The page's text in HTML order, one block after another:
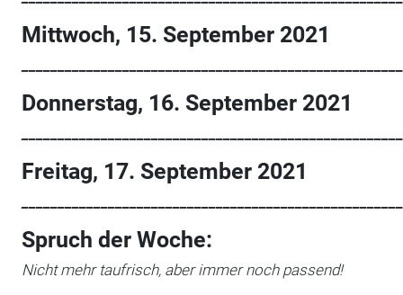
Mittwoch, 15. September 2021
Donnerstag, 16. September 2021
Freitag, 17. September 2021
Spruch der Woche:
Nicht mehr taufrisch, aber immer noch passend!